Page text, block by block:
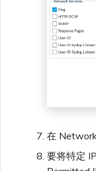
在
要将特定